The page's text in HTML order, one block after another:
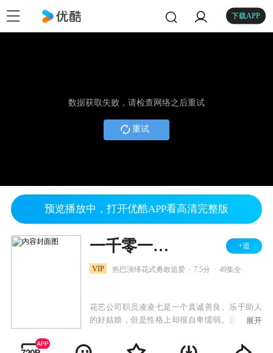
下载APP
数据获取失败，请检查网络之后重试
重试
预览播放中，打开优酷APP看高清完整版
一千零一夜 TV版 +追
VIP 热巴演绎花式勇敢追爱 7.5分 49集全
花艺公司职员凌凌七是一个真诚善良、乐于助人
的好姑娘，但是性格上却很自卑懦弱。这个缺点
拳脚、实现理想，同时也不敢向爱慕的同事柏海
展开